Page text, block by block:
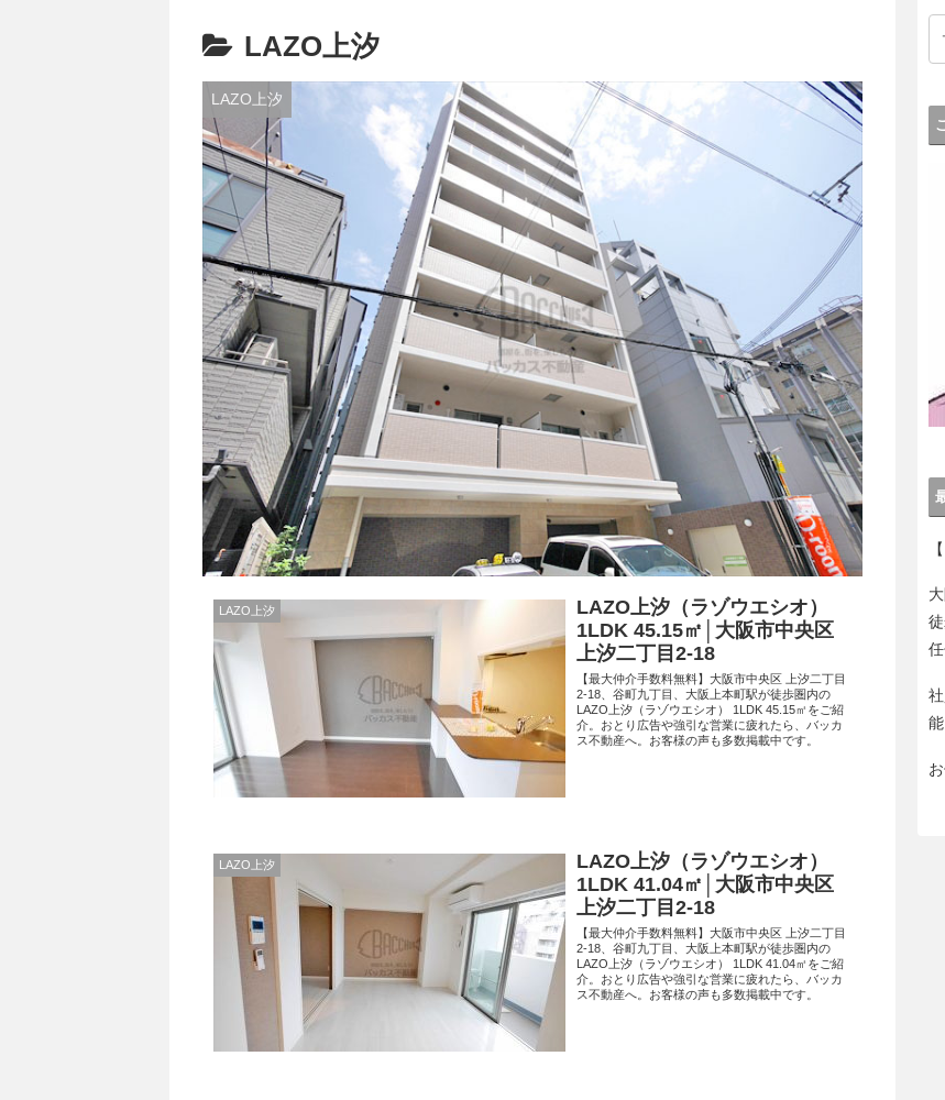
LAZO上汐
LAZO上汐
LAZO上汐
LAZO上汐（ラゾウエシオ）
1LDK 45.15㎡│大阪市中央区
上汐二丁目2-18
【最大仲介手数料無料】大阪市中央区 上汐二丁目
2-18、谷町九丁目、大阪上本町駅が徒歩圏内の
LAZO上汐（ラゾウエシオ） 1LDK 45.15㎡をご紹
介。おとり広告や強引な営業に疲れたら、バッカ
ス不動産へ。お客様の声も多数掲載中です。
LAZO上汐
LAZO上汐（ラゾウエシオ）
1LDK 41.04㎡│大阪市中央区
上汐二丁目2-18
【最大仲介手数料無料】大阪市中央区 上汐二丁目
2-18、谷町九丁目、大阪上本町駅が徒歩圏内の
LAZO上汐（ラゾウエシオ） 1LDK 41.04㎡をご紹
介。おとり広告や強引な営業に疲れたら、バッカ
ス不動産へ。お客様の声も多数掲載中です。
能